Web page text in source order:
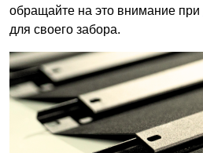
обращайте на это внимание при
для своего забора.